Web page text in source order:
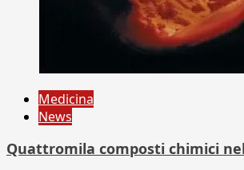
Medicina
News
Quattromila composti chimici